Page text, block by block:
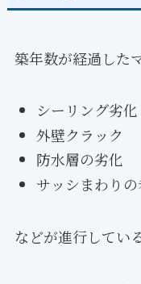
築年数が経過した
シーリング劣化
外壁クラック
防水層の劣化
サッシまわり
などが進行してい